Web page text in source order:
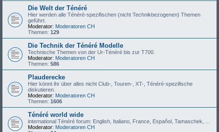
Die Welt der Ténéré
Hier werden alle Ténéré-spezifischen (nicht Technikbezogenen) Themen
geführt.
Moderator: Moderatoren CH
Themen: 129
Die Technik der Ténéré Modelle
Technische Themen von der Ur-Ténéré bis zur T700.
Moderator: Moderatoren CH
Themen: 586
Plauderecke
Hier könnt ihr über alles nicht Club-, Touren-, XT-, Ténéré-spezifische
diskutieren.
Moderator: Moderatoren CH
Themen: 1606
Ténéré world wide
international Ténéré forum: English, Italiano, France, Español, Tamaschek, ...
Moderator: Moderatoren CH